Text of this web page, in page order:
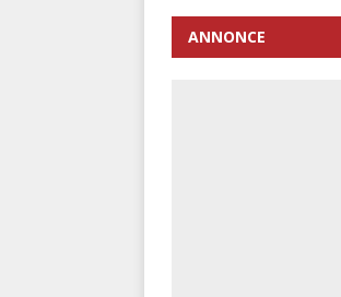
ANNONCE